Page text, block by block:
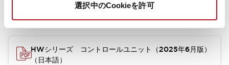
選択中のCookieを許可
取扱説明書 CAD 規格・認証
HWシリーズ コントロールユニット（2025年6月版）
（日本語）